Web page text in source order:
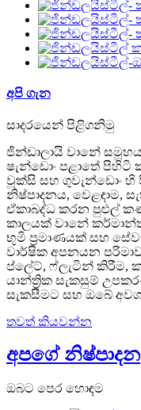
අපි ගැන
සාදරයෙන් පිළිගනිමු
ජින්ඩාලායි වානේ
ෂැන්ඩොං පළාතේ පිහිටි
වූක්සි සහ ගුවැන්ඩොං හි
නිෂ්පාදනය, වෙළඳාම,
ඒකාබද්ධ කරන පුළුල්
කාලයක් වානේ
භූමි ප්‍රමාණයක් සහ
වාර්ෂික අපනයන
ප්ලේට්, ෆ්ලැටින් කිරීම,
යාන්ත්‍රික සැකසුම්
සැකසීමට සහ ඔබේ
තවත් කියවන්න
අපගේ නිෂ්පාදන
ඔබට පෙර හොඳම